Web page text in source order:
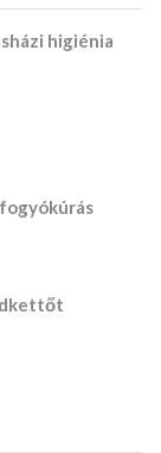
higiénia